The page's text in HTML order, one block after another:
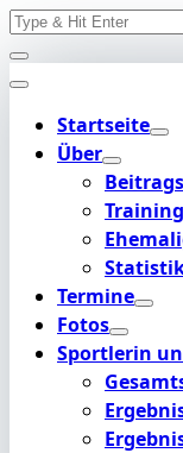
Skip
to
content
Search
Startseite
Über
Termine
Fotos
Sportlerin